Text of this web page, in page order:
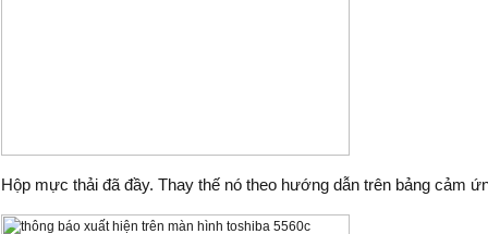
Hộp mực thải đã đầy. Thay thế nó theo hướng dẫn trên bảng cảm